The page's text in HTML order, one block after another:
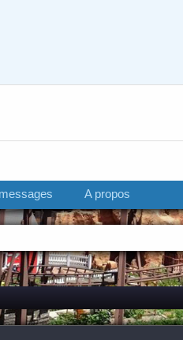
A propos